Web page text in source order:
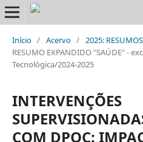
Início / Acervo / 2025:
RESUMO EXPANDIDO "SAÚDE" -
Tecnológica/2024-2025
INTERVENÇÕES
COM DPOC: